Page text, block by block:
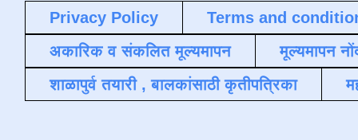
Privacy Policy
Terms and
अकारिक व संकलित मूल्यमापन
मूल्यमापन
शाळापुर्व तयारी , बालकांसाठी कृतीपत्रिका